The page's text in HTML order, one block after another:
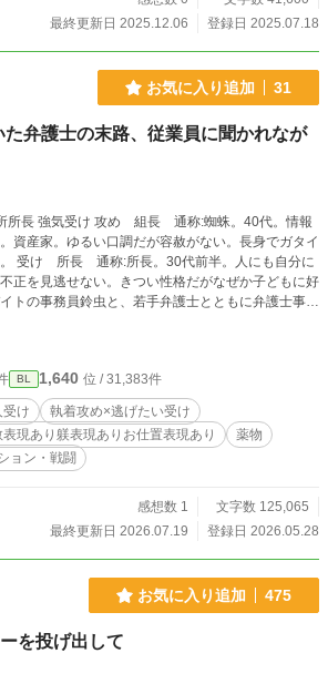
最終更新日 2025.12.06
登録日 2025.07.18
お気に入り追加 31
弁護士の末路、従業員に聞かれなが
所長 強気受け 攻め 組長 通称:蜘蛛。40代。情報
資産家。ゆるい口調だが容赦がない。長身でガタイ
に
正を見逃せない。きつい性格だがなぜか子どもに好
トの事務員鈴虫と、若手弁護士とともに弁護士事務
ツを着用。鋭い目に隈があり、童顔。整った顔。
齢不詳の事務員。年齢は１８歳だが子どものよ
らしい。所長になついている。 若手弁護士 通
新人。見た目は色素の薄い美形だが、関西弁で話
慕っている。 やくざの構成員 通称：
若頭。信を気に入る。
BL 1,640 位 / 31,383件
け
執着攻め×逃げたい受け
表現あり躾表現ありお仕置表現あり
薬物
ョン・戦闘
感想数 1
文字数 125,065
最終更新日 2026.07.19
登録日 2026.05.28
お気に入り追加 475
を投げ出して